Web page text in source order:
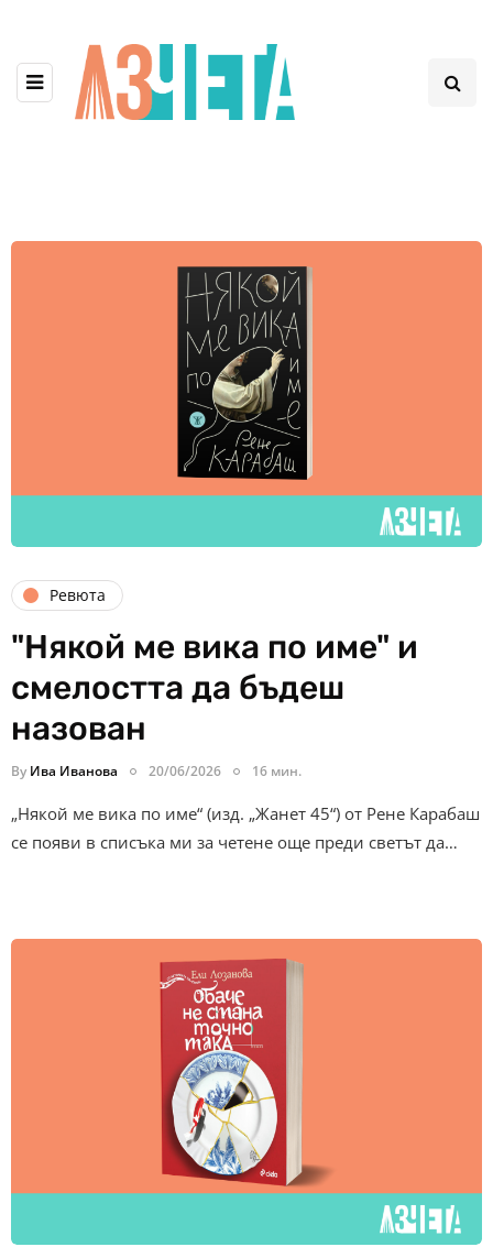
Ревюта
"Някой ме вика по име" и
смелостта да бъдеш
назован
By Ива Иванова 20/06/2026 16 мин.
„Някой ме вика по име“ (изд. „Жанет 45“) от Рене Карабаш
се появи в списъка ми за четене още преди светът да…